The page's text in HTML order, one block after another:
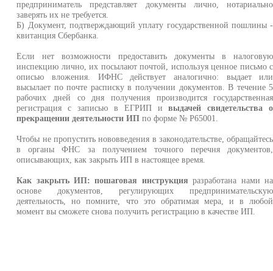
предприниматель представляет документы лично, нотариально
заверять их не требуется.
Б) Документ, подтверждающий уплату государственной пошлины -
квитанция Сбербанка.
Если нет возможности предоставить документы в налоговую
инспекцию лично, их посылают почтой, используя ценное письмо с
описью вложения. ИФНС действует аналогично: выдает или
высылает по почте расписку в получении документов. В течение 5
рабочих дней со дня получения производится государственная
регистрация с записью в ЕГРИП ивыдачей свидетельства о
прекращении деятельности ИП по форме № Р65001.
Чтобы не пропустить нововведения в законодательстве, обращайтесь
в органы ФНС за получением точного перечня документов,
описывающих, как закрыть ИП в настоящее время.
Как закрыть ИП: пошаговая инструкция разработана нами на
основе документов, регулирующих предпринимательскую
деятельность, но помните, что это обратимая мера, и в любой
момент вы сможете снова получить регистрацию в качестве ИП.